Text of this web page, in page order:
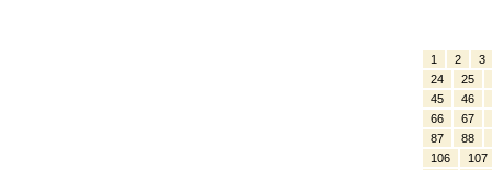
1 2
3
24
25
45
46
66
67
87
88
106
107